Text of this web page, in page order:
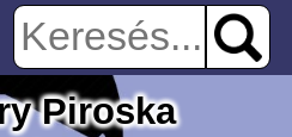
Piroska